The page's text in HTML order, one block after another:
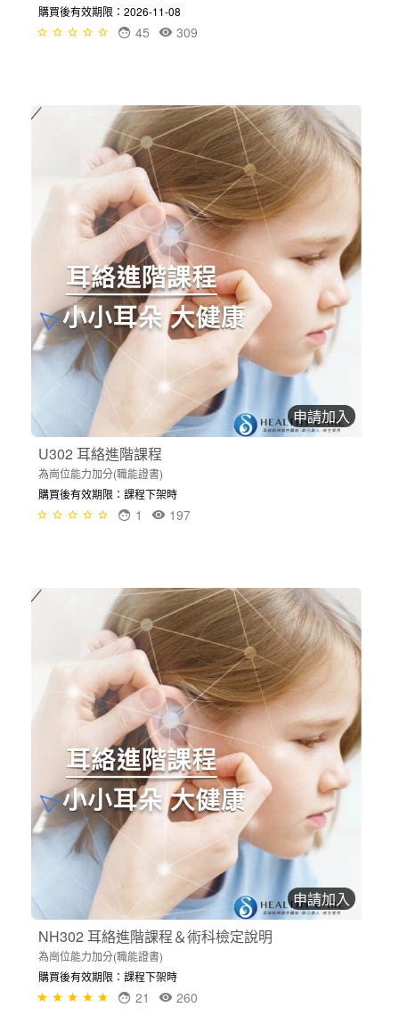
購買後有效期限：2026-11-08
309
45
申請加入
U302 耳絡進階課程
為崗位能力加分(職能證書)
購買後有效期限：課程下架時
197
1
申請加入
NH302 耳絡進階課程＆術科檢定說明
為崗位能力加分(職能證書)
購買後有效期限：課程下架時
260
21